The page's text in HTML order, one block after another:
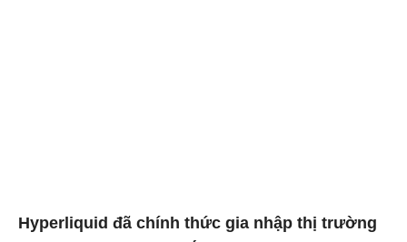
Hyperliquid đã chính thức gia nhập thị trường